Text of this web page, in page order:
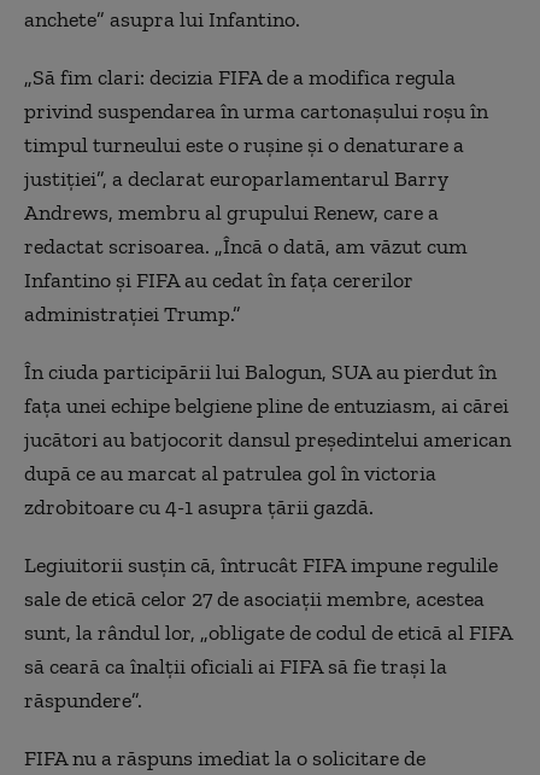
anchete” asupra lui Infantino.
„Să fim clari: decizia FIFA de a modifica regula
privind suspendarea în urma cartonașului roșu în
timpul turneului este o rușine și o denaturare a
justiției”, a declarat europarlamentarul Barry
Andrews, membru al grupului Renew, care a
redactat scrisoarea. „Încă o dată, am văzut cum
Infantino și FIFA au cedat în fața cererilor
administrației Trump.”
În ciuda participării lui Balogun, SUA au pierdut în
fața unei echipe belgiene pline de entuziasm, ai cărei
jucători au batjocorit dansul președintelui american
după ce au marcat al patrulea gol în victoria
zdrobitoare cu 4-1 asupra țării gazdă.
Legiuitorii susțin că, întrucât FIFA impune regulile
sale de etică celor 27 de asociații membre, acestea
sunt, la rândul lor, „obligate de codul de etică al FIFA
să ceară ca înalții oficiali ai FIFA să fie trași la
răspundere”.
FIFA nu a răspuns imediat la o solicitare de